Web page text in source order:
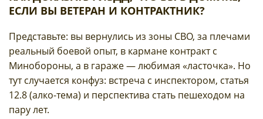
ЕСЛИ ВЫ ВЕТЕРАН И КОНТРАКТНИК?
Представьте: вы вернулись из зоны СВО, за плечами
реальный боевой опыт, в кармане контракт с
Минобороны, а в гараже — любимая «ласточка». Но
тут случается конфуз: встреча с инспектором, статья
12.8 (алко-тема) и перспектива стать пешеходом на
пару лет.